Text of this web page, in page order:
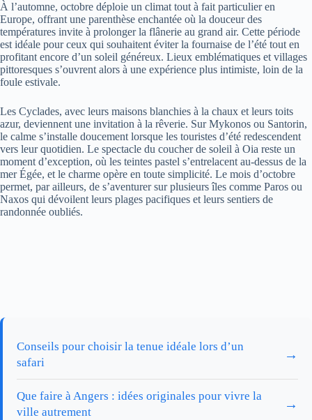
À l’automne, octobre déploie un climat tout à fait particulier en
Europe, offrant une parenthèse enchantée où la douceur des
températures invite à prolonger la flânerie au grand air. Cette période
est idéale pour ceux qui souhaitent éviter la fournaise de l’été tout en
profitant encore d’un soleil généreux. Lieux emblématiques et villages
pittoresques s’ouvrent alors à une expérience plus intimiste, loin de la
foule estivale.
Les Cyclades, avec leurs maisons blanchies à la chaux et leurs toits
azur, deviennent une invitation à la rêverie. Sur Mykonos ou Santorin,
le calme s’installe doucement lorsque les touristes d’été redescendent
vers leur quotidien. Le spectacle du coucher de soleil à Oia reste un
moment d’exception, où les teintes pastel s’entrelacent au-dessus de la
mer Égée, et le charme opère en toute simplicité. Le mois d’octobre
permet, par ailleurs, de s’aventurer sur plusieurs îles comme Paros ou
Naxos qui dévoilent leurs plages pacifiques et leurs sentiers de
randonnée oubliés.
Conseils pour choisir la tenue idéale lors d’un
safari
→
Que faire à Angers : idées originales pour vivre la
ville autrement
→